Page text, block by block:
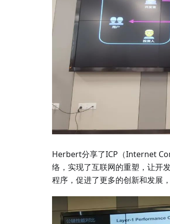
Herbert分享了ICP（Internet
络，实现了互联网的重塑，让开
程序，促进了更多的创新和发展